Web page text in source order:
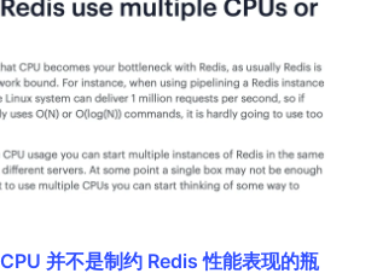
CPU 并不是制约 Redis 性能表现的瓶